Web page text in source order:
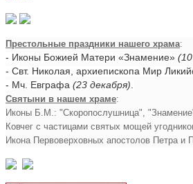
Престольные праздники нашего храма:
- Иконы Божией Матери «Знамение»
- Свт. Николая, архиепископа Мир
- Мч. Евграфа (23 декабря)
Святыни в нашем храме:
Иконы Б.М.: "Скоропослушница",
Ковчег с частицами святых мощей
Икона Первоверховных апостолов Петра и